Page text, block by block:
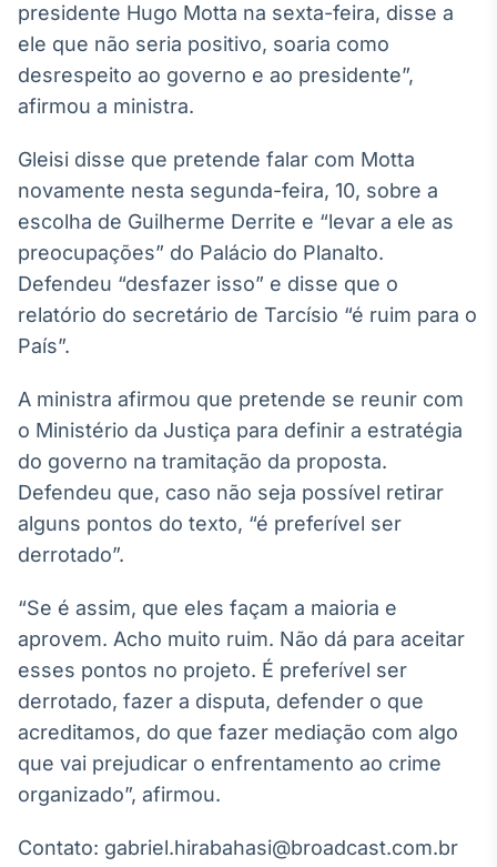
Crédito
presidente Hugo Motta na sexta-feira, disse a
ele que não seria positivo, soaria como
desrespeito ao governo e ao presidente”,
afirmou a ministra.
Gleisi disse que pretende falar com Motta
novamente nesta segunda-feira, 10, sobre a
escolha de Guilherme Derrite e “levar a ele as
preocupações” do Palácio do Planalto.
Defendeu “desfazer isso” e disse que o
relatório do secretário de Tarcísio “é ruim para o
País”.
A ministra afirmou que pretende se reunir com
o Ministério da Justiça para definir a estratégia
do governo na tramitação da proposta.
Defendeu que, caso não seja possível retirar
alguns pontos do texto, “é preferível ser
derrotado”.
“Se é assim, que eles façam a maioria e
aprovem. Acho muito ruim. Não dá para aceitar
esses pontos no projeto. É preferível ser
derrotado, fazer a disputa, defender o que
acreditamos, do que fazer mediação com algo
que vai prejudicar o enfrentamento ao crime
organizado”, afirmou.
Contato: gabriel.hirabahasi@broadcast.com.br